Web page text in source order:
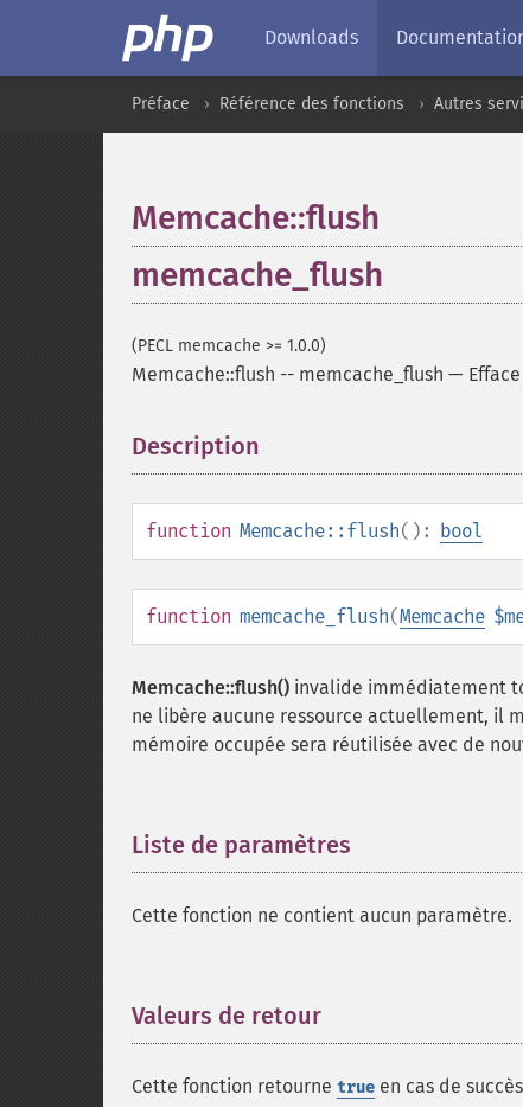
Downloads
Préface Référence des fonctions Autres
Memcache::flush
memcache_flush
(PECL memcache >= 1.0.0)
Memcache::flush -- memcache_flush —
Description
function Memcache::flush(): bool
function memcache_flush(Memcache
Memcache::flush() invalide immédiatement
ne libère aucune ressource actuellement, il
mémoire occupée sera réutilisée avec de
Liste de paramètres
Cette fonction ne contient aucun paramètre.
Valeurs de retour
Cette fonction retourne true en cas de